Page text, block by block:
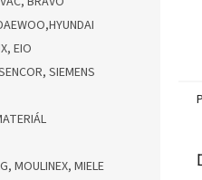
EIO
SIEMENS
MOULINEX, MIELE